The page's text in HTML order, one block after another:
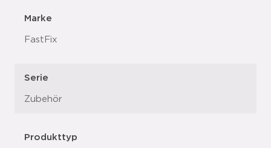
Marke
FastFix
Serie
Zubehör
Produkttyp